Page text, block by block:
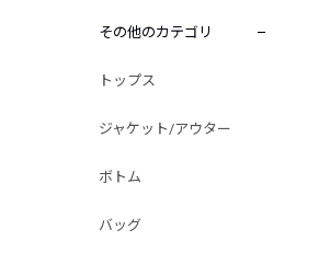
その他のカテゴリ
トップス
ジャケット/アウター
ボトム
バッグ